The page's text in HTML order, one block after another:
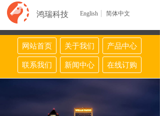
鸿瑞科技 English 简体中文
网站首页 关于我们 产品中心
联系我们 新闻中心 在线订购